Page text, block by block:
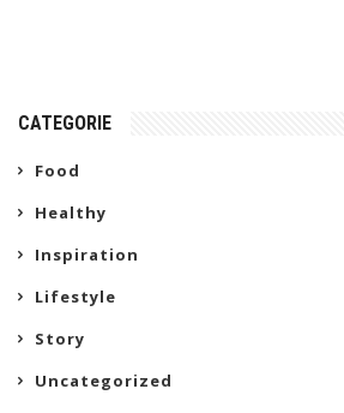
CATEGORIE
Food
Healthy
Inspiration
Lifestyle
Story
Uncategorized